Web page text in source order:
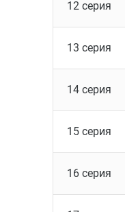
12 серия
13 серия
14 серия
15 серия
16 серия